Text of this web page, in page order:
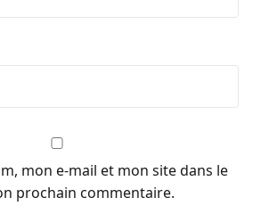
mon e-mail et mon site dans le
prochain commentaire.